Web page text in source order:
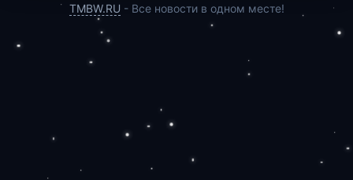
TMBW.RU - Все новости в одном месте!